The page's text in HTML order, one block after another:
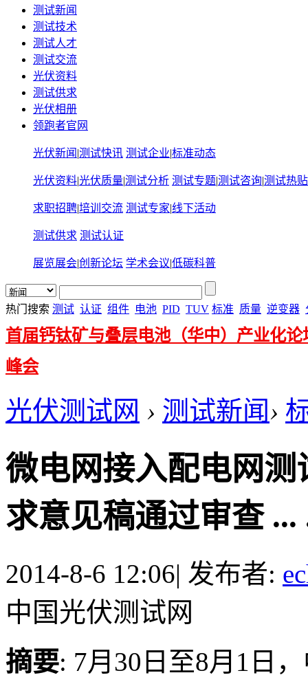
测试新闻
测试技术
测试人才
测试交流
光伏资料
测试供求
光伏相册
领跑者官网
光伏新闻 |测试快讯 测试企业|标准动态
光伏资料|光伏质量|测试分析 测试专题|测试咨询|测试热贴
求职招聘|培训交流 测试专家|线下活动
测试供求 测试认证
展览展会|创新论坛 学术会议|低碳科普
热门搜索 测试 认证 组件 电池 PID TUV 标准 质量 逆变器
首届钙钛矿与叠层电池（华中）产业化论
峰会
光伏测试网 › 测试新闻›
微电网接入配电网
求意见稿通过审查 ...
2014-8-6 12:06| 发布者:
中国光伏测试网
摘要: 7月30日至8月1日